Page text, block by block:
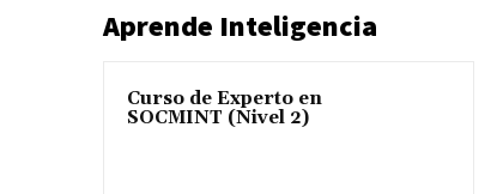
Aprende Inteligencia
Curso de Experto en
SOCMINT (Nivel 2)